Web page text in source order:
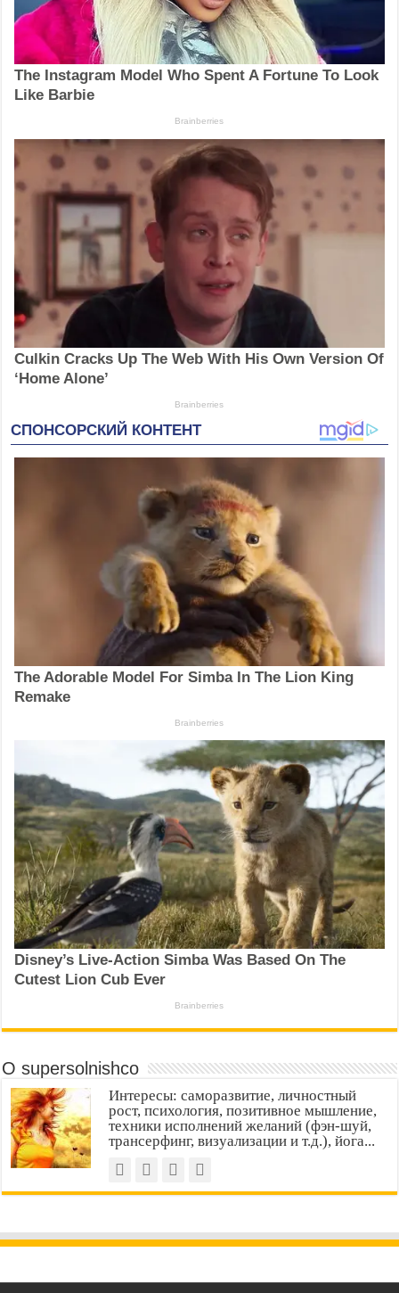
О supersolnishco
Интересы: саморазвитие, личностный
рост, психология, позитивное мышление,
техники исполнений желаний (фэн-шуй,
трансерфинг, визуализации и т.д.), йога...